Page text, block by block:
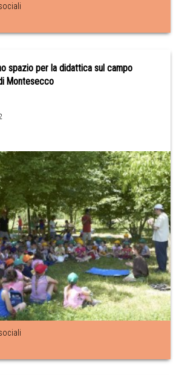
spazio per la didattica sul campo
Montesecco